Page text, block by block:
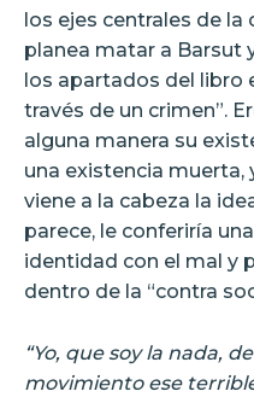
los ejes centrales de la
planea matar a Barsut
los apartados del libro
través de un crimen”.
alguna manera su
una existencia
viene a la cabeza la
parece, le conferiría
identidad con el mal y
dentro de la “contra
“Yo, que soy la nada,
movimiento ese